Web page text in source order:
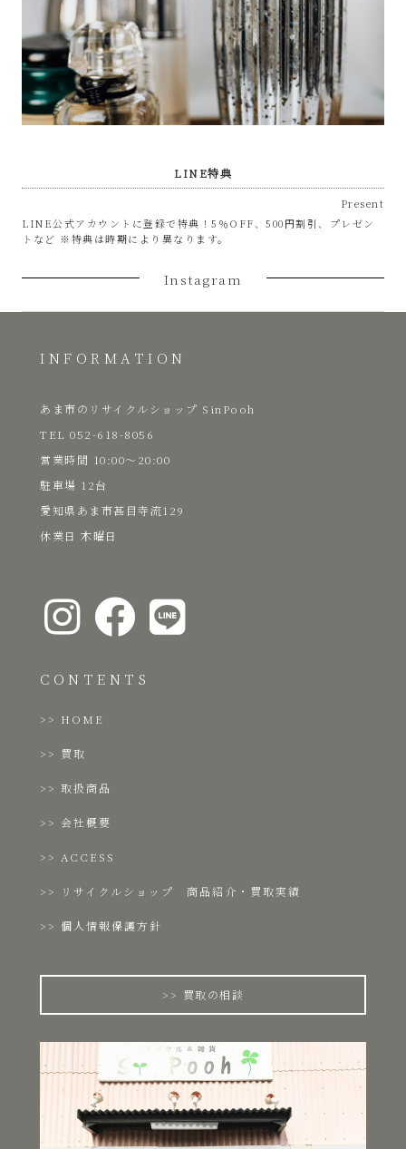
LINE特典
Present
LINE公式アカウントに登録で特典！5％OFF、500円割引、プレゼン
トなど ※特典は時期により異なります。
Instagram
INFORMATION
あま市のリサイクルショップ SinPooh
TEL 052-618-8056
​営業時間 10:00～20:00
駐車場 12台
愛知県あま市甚目寺流129
​休業日 木曜日
CONTENTS
HOME
買取
取扱商品
会社概要
ACCESS
リサイクルショップ 商品紹介・買取実績
個人情報保護方針
買取の相談